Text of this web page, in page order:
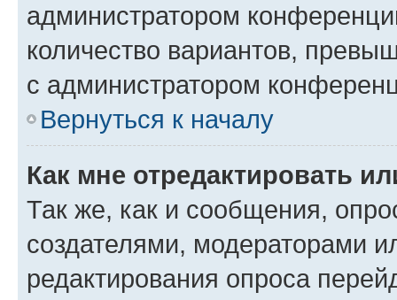
администратором
количество вариантов,
с администратором
Вернуться к началу
Как мне отредактировать
Так же, как и сообщения,
создателями, модераторами
редактирования опроса